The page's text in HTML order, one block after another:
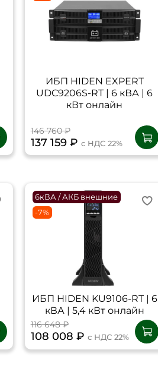
ИБП HIDEN EXPERT
UDC9206S-RT | 6 кВА | 6
кВт онлайн
146 760 ₽
137 159 ₽ с НДС 22%
6кВА / АКБ внешние
-7%
ИБП HIDEN KU9106-RT | 6
кВА | 5,4 кВт онлайн
116 648 ₽
108 008 ₽ с НДС 22%